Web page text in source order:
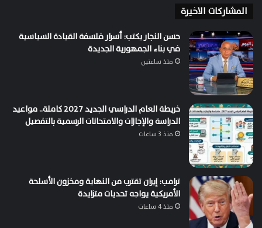
المشاركات الاخيرة
حسن النجار يكتب: أسرار فلسفة القيادة السياسية
في بناء الجمهورية الجديدة
منذ ساعتين
خريطة العام الدراسي الجديد 2027 كاملة.. مواعيد
الدراسة والإجازات والامتحانات الرسمية بالتفصيل
منذ 3 ساعات
ترامب: إيران تقترب من النهاية ومخزون الأسلحة
الأمريكية يواجه تحديات متزايدة
منذ 4 ساعات